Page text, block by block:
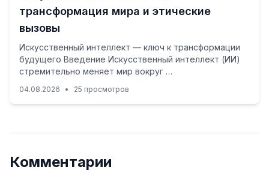
трансформация мира и этические
вызовы
Искусственный интеллект — ключ к трансформации
будущего Введение Искусственный интеллект (ИИ)
стремительно меняет мир вокруг …
04.08.2026 • 25 просмотров
Комментарии